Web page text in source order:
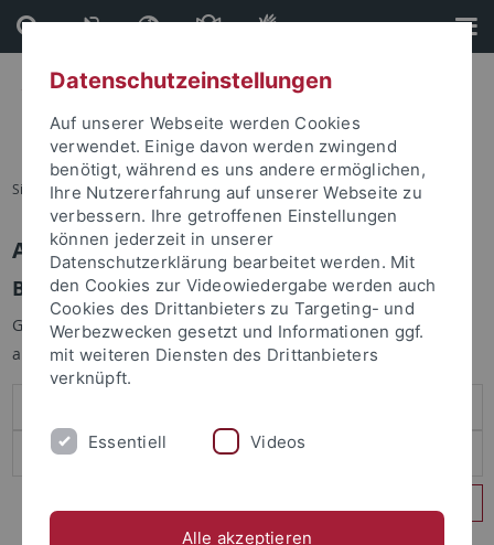
Direkt
zum
Inhalt
Direkt
zur
Fußleiste
Sie sind hier: Startseite
Anmelden
Benutzeranmeldung
Geben Sie Ihren Benutzernamen und Ihr Passwort an um sich
anzumelden:
Datenschutzeinstellungen
Auf unserer Webseite werden Cookies
verwendet. Einige davon werden zwingend
benötigt, während es uns andere ermöglichen,
Ihre Nutzererfahrung auf unserer Webseite zu
verbessern. Ihre getroffenen Einstellungen
können jederzeit in unserer
Datenschutzerklärung bearbeitet werden. Mit
den Cookies zur Videowiedergabe werden auch
Cookies des Drittanbieters zu Targeting- und
Werbezwecken gesetzt und Informationen ggf.
mit weiteren Diensten des Drittanbieters
verknüpft.
Essentiell Videos
Alle akzeptieren